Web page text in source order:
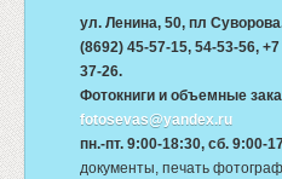
ул. Ленина, 50, пл
(8692) 45-57-15, 54-53-56,
37-26.
Фотокниги и объемные
fotosevas@yandex.ru
пн.-пт. 9:00-18:30, сб. 9:00-
документы, печать